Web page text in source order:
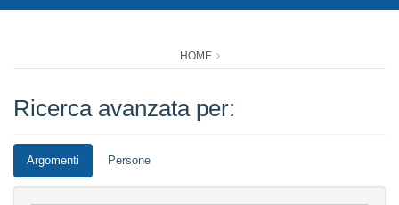
HOME
Ricerca avanzata per:
Argomenti Persone